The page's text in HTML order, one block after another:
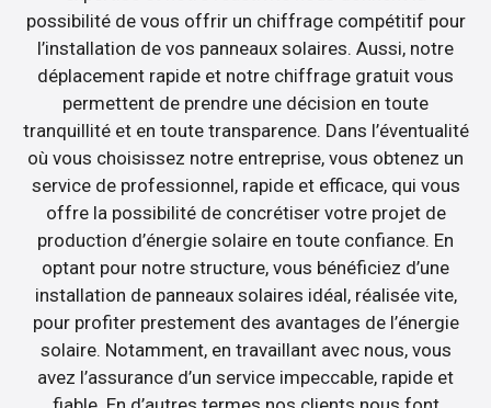
possibilité de vous offrir un chiffrage compétitif pour
l’installation de vos panneaux solaires. Aussi, notre
déplacement rapide et notre chiffrage gratuit vous
permettent de prendre une décision en toute
tranquillité et en toute transparence. Dans l’éventualité
où vous choisissez notre entreprise, vous obtenez un
service de professionnel, rapide et efficace, qui vous
offre la possibilité de concrétiser votre projet de
production d’énergie solaire en toute confiance. En
optant pour notre structure, vous bénéficiez d’une
installation de panneaux solaires idéal, réalisée vite,
pour profiter prestement des avantages de l’énergie
solaire. Notamment, en travaillant avec nous, vous
avez l’assurance d’un service impeccable, rapide et